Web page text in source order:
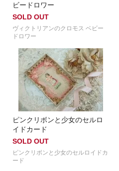
ビードロワー
SOLD OUT
ヴィクトリアンのクロモス ベビー
ドロワー
ピンクリボンと少女のセルロ
イドカード
SOLD OUT
ピンクリボンと少女のセルロイドカ
ード